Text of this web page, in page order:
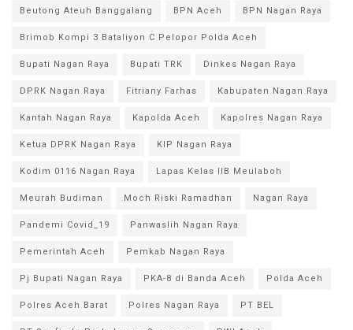
Beutong Ateuh Banggalang BPN Aceh BPN Nagan Raya
Brimob Kompi 3 Bataliyon C Pelopor Polda Aceh
Bupati Nagan Raya Bupati TRK Dinkes Nagan Raya
DPRK Nagan Raya Fitriany Farhas Kabupaten Nagan Raya
Kantah Nagan Raya Kapolda Aceh Kapolres Nagan Raya
Ketua DPRK Nagan Raya KIP Nagan Raya
Kodim 0116 Nagan Raya Lapas Kelas IIB Meulaboh
Meurah Budiman Moch Riski Ramadhan Nagan Raya
Pandemi Covid_19 Panwaslih Nagan Raya
Pemerintah Aceh Pemkab Nagan Raya
Pj Bupati Nagan Raya PKA-8 di Banda Aceh Polda Aceh
Polres Aceh Barat Polres Nagan Raya PT BEL